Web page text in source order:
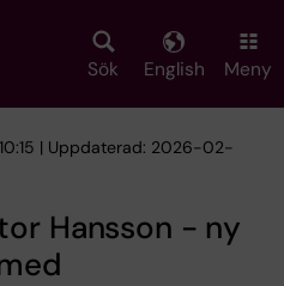
Sök English Meny
| Uppdaterad: 2026-02-
Hansson - ny